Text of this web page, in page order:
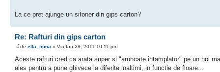
La ce pret ajunge un sifoner din gips carton?
Re: Rafturi din gips carton
de ella_mina » Vin Ian 28, 2011 10:11 pm
Aceste rafturi cred ca arata super si "aruncate intamplator" pe un hol
ales pentru a pune ghivece la diferite inaltimi, in functie de floare...